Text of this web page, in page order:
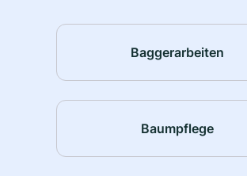
Baggerarbeiten
Baumpflege